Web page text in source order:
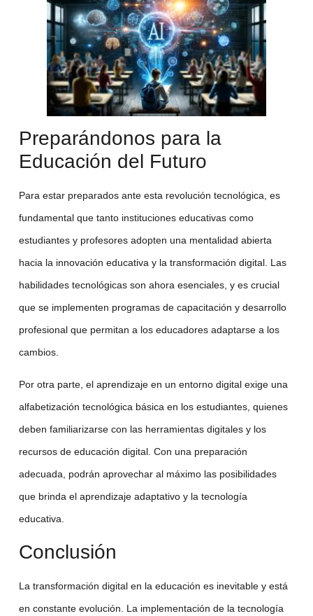
Preparándonos para la
Educación del Futuro
Para estar preparados ante esta revolución tecnológica, es
fundamental que tanto instituciones educativas como
estudiantes y profesores adopten una mentalidad abierta
hacia la innovación educativa y la transformación digital. Las
habilidades tecnológicas son ahora esenciales, y es crucial
que se implementen programas de capacitación y desarrollo
profesional que permitan a los educadores adaptarse a los
cambios.
Por otra parte, el aprendizaje en un entorno digital exige una
alfabetización tecnológica básica en los estudiantes, quienes
deben familiarizarse con las herramientas digitales y los
recursos de educación digital. Con una preparación
adecuada, podrán aprovechar al máximo las posibilidades
que brinda el aprendizaje adaptativoy la tecnología
educativa
Conclusión
La transformación digitalen la educación es inevitable y está
en constante evolución. La implementación de la tecnología